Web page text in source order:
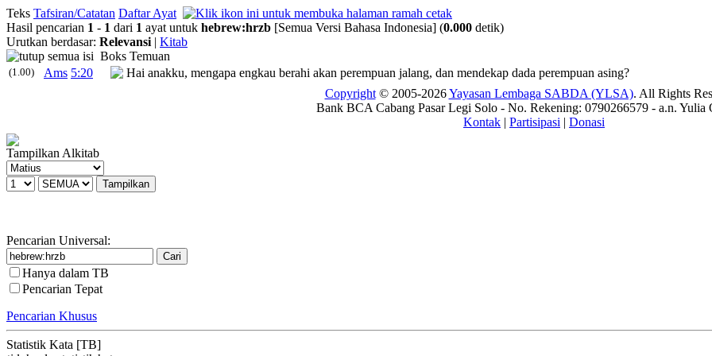
Teks Tafsiran/Catatan Daftar Ayat
Hasil pencarian 1 - 1 dari 1 ayat untuk hebrew:hrzb [Semua Versi Bahasa Indonesia] (0.000 detik)
Urutkan berdasar: Relevansi | Kitab
Boks Temuan
(1.00) Ams 5:20
Hai anakku, mengapa engkau berahi akan perempuan jalang, dan mendekap dada perempuan asing?
Copyright© 2005-2026Yayasan Lembaga SABDA (YLSA). All Rights
Bank BCA Cabang Pasar Legi Solo - No. Rekening: 0790266579 - a.n. Yulia
Kontak | Partisipasi | Donasi
Tampilkan Alkitab
Pencarian Universal:
Hanya dalam TB
Pencarian Tepat
Pencarian Khusus
Statistik Kata [TB]